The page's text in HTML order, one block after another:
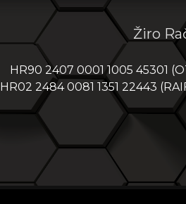
Žiro
HR90 2407 0001 1005 45301
HR02 2484 0081 1351 22443